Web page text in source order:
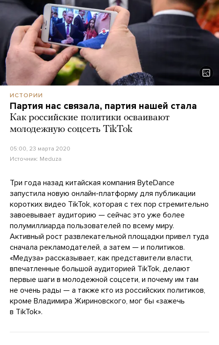
ИСТОРИИ
Партия нас связала, партия нашей стала
Как российские политики осваивают
молодежную соцсеть TikTok
05:00, 23 марта 2020
Источник: Meduza
Три года назад китайская компания ByteDance
запустила новую онлайн-платформу для публикации
коротких видео TikTok, которая с тех пор стремительно
завоевывает аудиторию — сейчас это уже более
полумиллиарда пользователей по всему миру.
Активный рост развлекательной площадки привел туда
сначала рекламодателей, а затем — и политиков.
«Медуза» рассказывает, как представители власти,
впечатленные большой аудиторией TikTok, делают
первые шаги в молодежной соцсети, и почему им там
не очень рады — а также кто из российских политиков,
кроме Владимира Жириновского, мог бы «зажечь
в TikTok».